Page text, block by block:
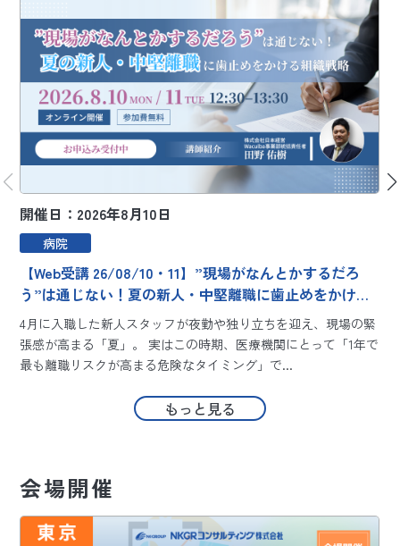
開催日：2026年8月10日
病院
【Web受講 26/08/10・11】”現場がなんとかするだろ
う”は通じない！夏の新人・中堅離職に歯止めをかける
組織戦略～エンゲージメントをシステムで客観視し、明
日から現場で使える定着メソッド～
4月に入職した新人スタッフが夜勤や独り立ちを迎え、現場の緊
張感が高まる「夏」。 実はこの時期、医療機関にとって「1年で
最も離職リスクが高まる危険なタイミング」で...
もっと見る
会場開催